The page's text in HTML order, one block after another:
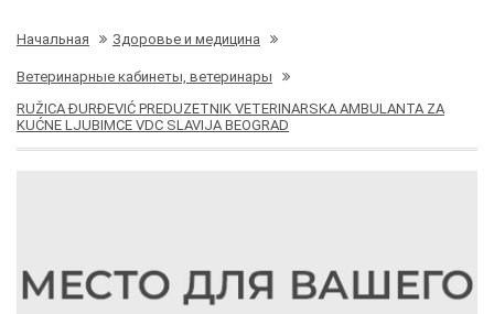
Начальная Здоровье и медицина
Ветеринарные кабинеты, ветеринары
RUŽICA ĐURĐEVIĆ PREDUZETNIK VETERINARSKA AMBULANTA ZA
KUĆNE LJUBIMCE VDC SLAVIJA BEOGRAD